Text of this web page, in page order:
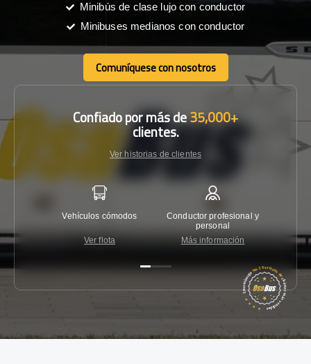
Minibús de clase lujo con conductor
Minibuses medianos con conductor
Comuníquese con nosotros
Comuníquese con nosotros
Confiado por más de35,000+
clientes.
Ver historias de clientes
Vehículos cómodos
Ver flota
Conductor profesional y
personal
Más información